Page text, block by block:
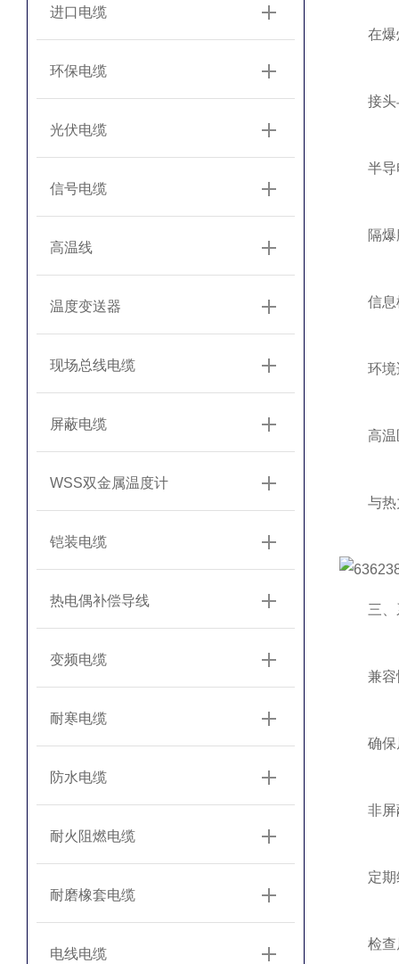
进口电缆
环保电缆
光伏电缆
信号电缆
高温线
温度变送器
现场总线电缆
屏蔽电缆
WSS双金属温度计
铠装电缆
热电偶补偿导线
变频电缆
耐寒电缆
防水电缆
耐火阻燃电缆
耐磨橡套电缆
电线电缆
在爆炸
接头
半导电
隔爆腔
信息模
环境
高温区
与热力
三、
兼容
确保屏
非屏蔽
定期
检查屏